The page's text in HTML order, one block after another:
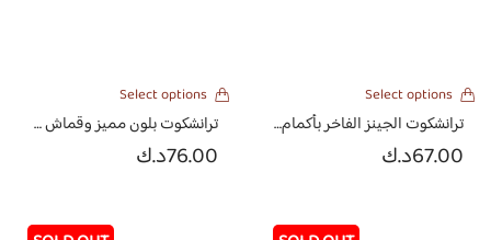
Select options
ترانشكوت الجينز الفاخر بأكمام من اللنن الهندي
67.00د.ك
Select options
ترانشكوت بلون مميز وقماش صيفي مُبطن واكمام مشكوكه بالخرز والخيوط
76.00د.ك